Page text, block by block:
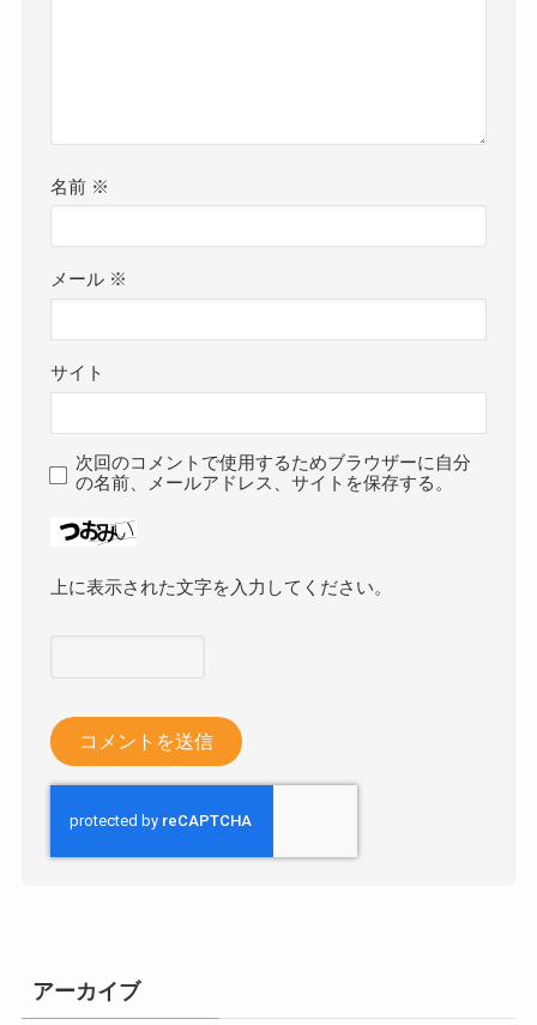
名前 ※
メール ※
サイト
次回のコメントで使用するためブラウザーに自分
の名前、メールアドレス、サイトを保存する。
上に表示された文字を入力してください。
アーカイブ